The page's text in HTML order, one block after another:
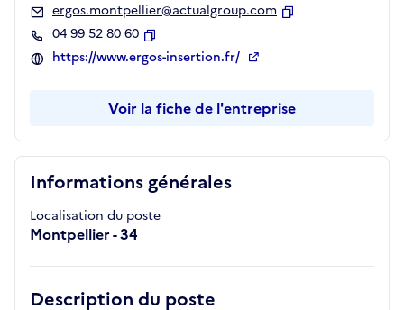
Informations générales
Localisation du poste
Montpellier - 34
Description du poste
ergos.montpellier@actualgroup.com
04 99 52 80 60
Copier
https://www.ergos-insertion.fr/
Voir la fiche de l'entreprise